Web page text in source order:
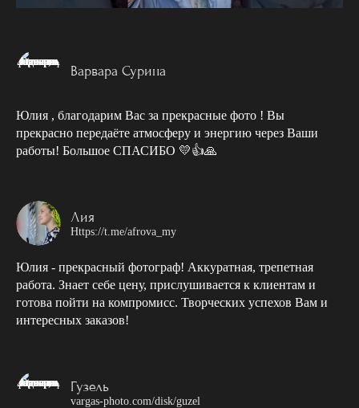
Варвара Сурина
Юлия , благодарим Вас за прекрасные фото ! Вы
прекрасно передаёте атмосферу и энергию через Ваши
работы! Большое СПАСИБО 💛👍🙏
Лия
Https://t.me/afrova_my
Юлия - прекрасный фотограф! Аккуратная, трепетная
работа. Знает себе цену, прислушивается к клиентам и
готова пойти на компромисс. Творческих успехов Вам и
интересных заказов!
Гузель
vargas-photo.com/disk/guzel